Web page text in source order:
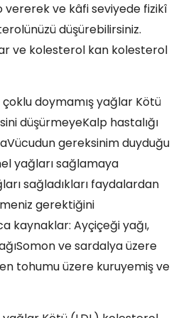
vererek ve kâfi seviyede fizikî
düşürebilirsiniz.
ve kolesterol kan kolesterol
çoklu doymamış yağlar Kötü
düşürmeyeKalp hastalığı
gereksinim duyduğu
yağları sağlamaya
sağladıkları faydalardan
gerektiğini
kaynaklar: Ayçiçeği yağı,
ve sardalya üzere
tohumu üzere kuruyemiş ve